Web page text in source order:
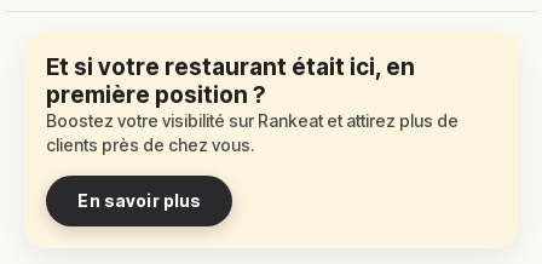
Et si votre restaurant était ici, en
première position ?
Boostez votre visibilité sur Rankeat et attirez plus de
clients près de chez vous.
En savoir plus